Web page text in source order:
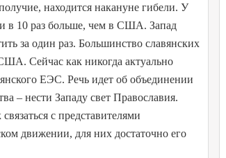
находится накануне гибели. У
и в 10 раз больше, чем в США. Запад
за один раз. Большинство славянских
Сейчас как никогда актуально
ЕЭС. Речь идет об объединении
– нести Западу свет Православия.
с представителями
движении, для них достаточно его